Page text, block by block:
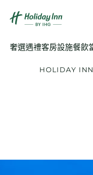
奢選遇禮客房設施餐飲
HOLIDAY INN